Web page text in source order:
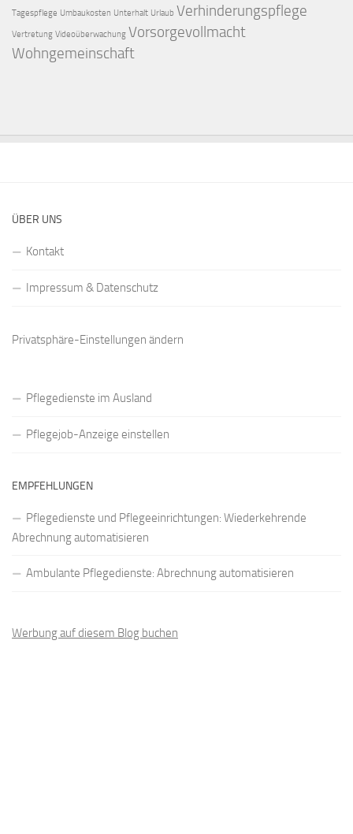
Tagespflege Umbaukosten Unterhalt Urlaub Verhinderungspflege
Vertretung Videoüberwachung Vorsorgevollmacht
Wohngemeinschaft
ÜBER UNS
Kontakt
Impressum & Datenschutz
Privatsphäre-Einstellungen ändern
Pflegedienste im Ausland
Pflegejob-Anzeige einstellen
EMPFEHLUNGEN
Pflegedienste und Pflegeeinrichtungen: Wiederkehrende
Abrechnung automatisieren
Ambulante Pflegedienste: Abrechnung automatisieren
Werbung auf diesem Blog buchen